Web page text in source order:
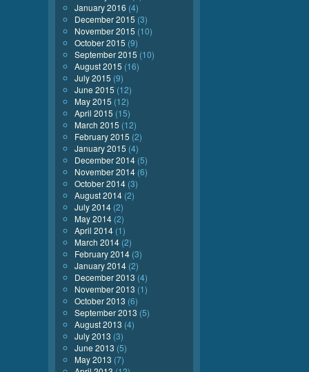
January 2016 (4)
December 2015 (3)
November 2015 (10)
October 2015 (9)
September 2015 (10)
August 2015 (16)
July 2015 (9)
June 2015 (12)
May 2015 (12)
April 2015 (15)
March 2015 (12)
February 2015 (2)
January 2015 (4)
December 2014 (5)
November 2014 (6)
October 2014 (3)
August 2014 (2)
July 2014 (2)
May 2014 (2)
April 2014 (1)
March 2014 (2)
February 2014 (3)
January 2014 (2)
December 2013 (4)
November 2013 (1)
October 2013 (6)
September 2013 (5)
August 2013 (4)
July 2013 (3)
June 2013 (5)
May 2013 (7)